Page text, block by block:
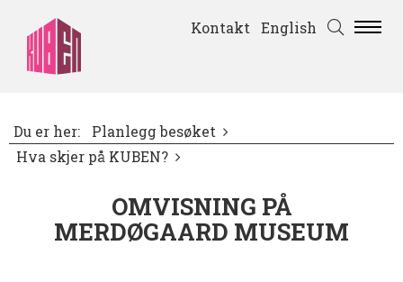
Kontakt English
Du er her:
Planlegg besøket
Hva skjer på KUBEN?
OMVISNING PÅ
MERDØGAARD MUSEUM